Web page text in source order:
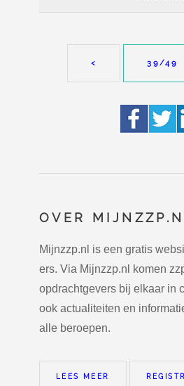
< 39 /49
OVER
Mijnzzp.nl is een gratis
ers. Via Mijnzzp.nl komen
opdrachtgevers bij elkaar in
ook actualiteiten en
alle beroepen.
LEES MEER